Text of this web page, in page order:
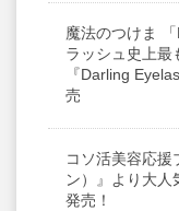
魔法のつけま
ラッシュ史上最
『Darling
売
コソ活美容応援
ン）』より大人
発売！